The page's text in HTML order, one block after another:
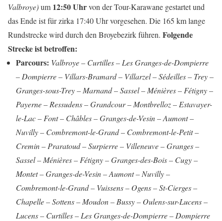
Valbroye)um 12:50 Uhrvon der Tour-Karawane gestartet und
das Ende ist für zirka 17:40 Uhr vorgesehen. Die 165 km lange
Rundstrecke wird durch den Broyebezirk führen. Folgende
Strecke ist betroffen:
Parcours: Valbroye – Curtilles – Les Granges-de-Dompierre
– Dompierre – Villars-Bramard – Villarzel – Sédeilles – Trey –
Granges-sous-Trey – Marnand – Sassel – Ménières – Fétigny –
Payerne – Ressudens – Grandcour – Montbrelloz – Estavayer-
le-Lac – Font – Châbles – Granges-de-Vesin – Aumont –
Nuvilly – Combremont-le-Grand – Combremont-le-Petit –
Cremin – Praratoud – Surpierre – Villeneuve – Granges –
Sassel – Ménières – Fétigny – Granges-des-Bois – Cugy –
Montet – Granges-de-Vesin – Aumont – Nuvilly –
Combremont-le-Grand – Vuissens – Ogens – St-Cierges –
Chapelle – Sottens – Moudon – Bussy – Oulens-sur-Lucens –
Lucens – Curtilles – Les Granges-de-Dompierre – Dompierre